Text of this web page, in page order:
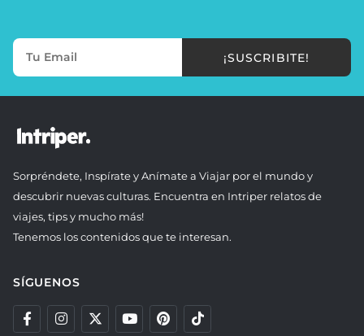
¡SUSCRIBITE!
Sorpréndete, Inspírate y Anímate a Viajar por el mundo y
descubrir nuevas culturas. Encuentra en Intriper relatos de
viajes, tips y mucho más!
Tenemos los contenidos que te interesan.
SÍGUENOS